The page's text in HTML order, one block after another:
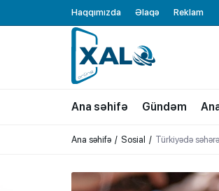
Haqqımızda Əlaqə Reklam
XALQ.ONLINE
ONLAYN PLATFORMA
Ana səhifə Gündəm
Ana səhifə Sosial Türkiyədə